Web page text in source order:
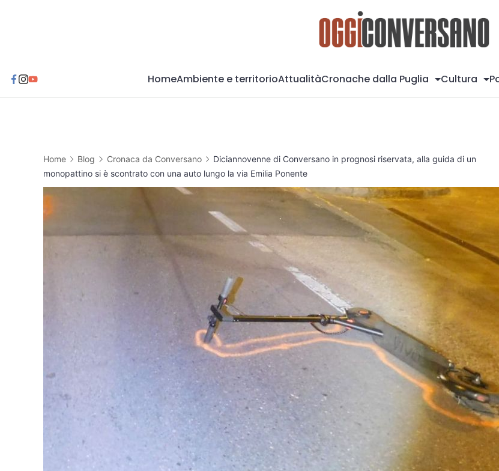
HomeAmbiente e territorioAttualitàCronache dalla Puglia Cultura
Home Blog Cronaca da Conversano
Diciannovenne di Conversano in prognosi riservata, alla guida di un
monopattino si è scontrato con una auto lungo la via Emilia Ponente